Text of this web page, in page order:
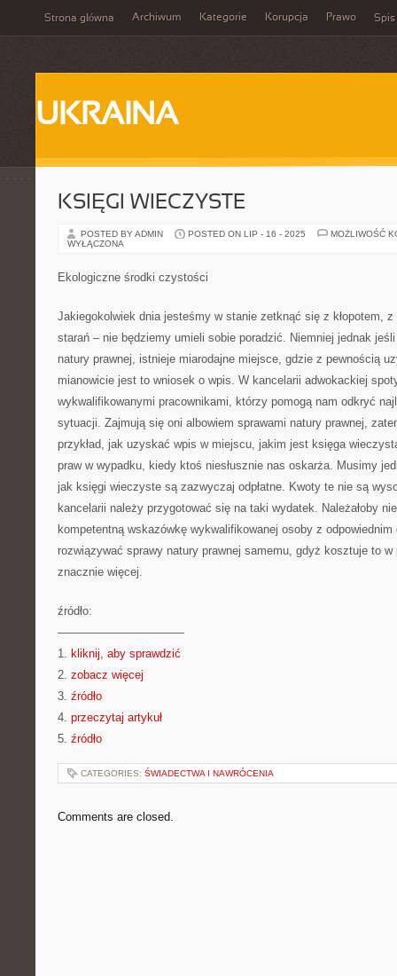
Strona główna Archiwum Kategorie Korupcja Prawo Spis
UKRAINA
KSIĘGI WIECZYSTE
POSTED BY ADMIN POSTED ON LIP - 16 - 2025
MOŻLIWOŚĆ
WYŁĄCZONA
Ekologiczne środki czystości
Jakiegokolwiek dnia jesteśmy w stanie zetknąć się z kłopotem,
starań – nie będziemy umieli sobie poradzić. Niemniej jednak
natury prawnej, istnieje miarodajne miejsce, gdzie z pewnością
mianowicie jest to wniosek o wpis. W kancelarii adwokackiej
wykwalifikowanymi pracownikami, którzy pomogą nam odkryć
sytuacji. Zajmują się oni albowiem sprawami natury prawnej,
przykład, jak uzyskać wpis w miejscu, jakim jest księga
praw w wypadku, kiedy ktoś niesłusznie nas oskarża. Musimy
jak księgi wieczyste są zazwyczaj odpłatne. Kwoty te nie są
kancelarii należy przygotować się na taki wydatek. Należałoby
kompetentną wskazówkę wykwalifikowanej osoby z
rozwiązywać sprawy natury prawnej samemu, gdyż kosztuje to w
znacznie więcej.
źródło:
———————————
1. kliknij, aby sprawdzić
2. zobacz więcej
3. źródło
4. przeczytaj artykuł
5. źródło
CATEGORIES: ŚWIADECTWA I NAWRÓCENIA
Comments are closed.